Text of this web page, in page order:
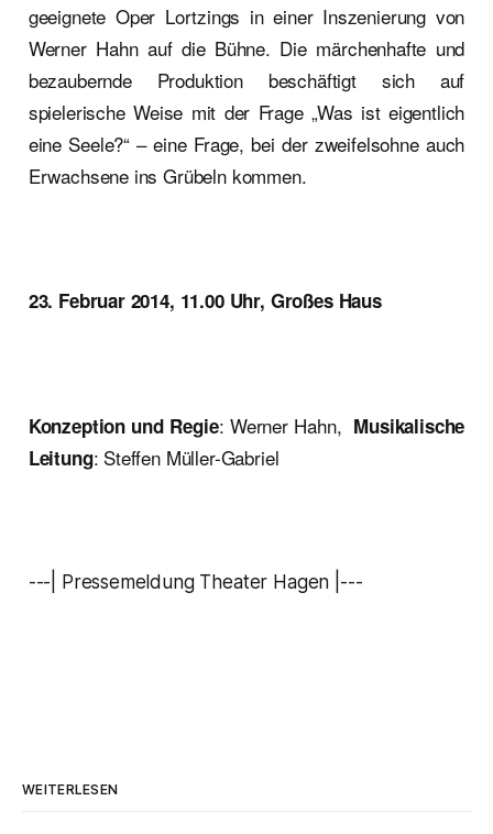
geeignete Oper Lortzings in einer Inszenierung von
Werner Hahn auf die Bühne. Die märchenhafte und
bezaubernde Produktion beschäftigt sich auf
spielerische Weise mit der Frage „Was ist eigentlich
eine Seele?“ – eine Frage, bei der zweifelsohne auch
Erwachsene ins Grübeln kommen.
23. Februar 2014, 11.00 Uhr, Großes Haus
Konzeption und Regie: Werner Hahn, Musikalische
Leitung: Steffen Müller-Gabriel
---| Pressemeldung Theater Hagen |---
WEITERLESEN